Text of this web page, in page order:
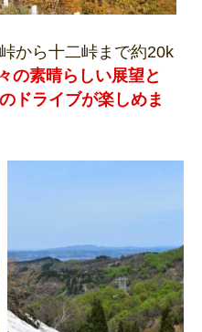
から十二峠まで約20k
の素晴らしい展望と
ドライブが楽しめま